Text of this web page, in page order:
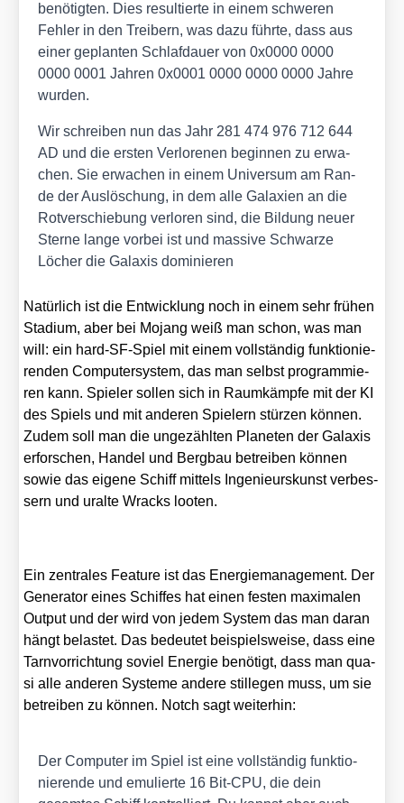
benö­tig­ten. Dies resul­tier­te in einem schwe­ren
Feh­ler in den Trei­bern, was dazu führ­te, dass aus
einer geplan­ten Schlaf­dau­er von 0x0000 0000
0000 0001 Jah­ren 0x0001 0000 0000 0000 Jah­re
wur­den.
Wir schrei­ben nun das Jahr 281 474 976 712 644
AD und die ers­ten Ver­lo­re­nen begin­nen zu erwa­
chen. Sie erwa­chen in einem Uni­ver­sum am Ran­
de der Aus­lö­schung, in dem alle Gala­xien an die
Rot­ver­schie­bung ver­lo­ren sind, die Bil­dung neu­er
Ster­ne lan­ge vor­bei ist und mas­si­ve Schwar­ze
Löcher die Gala­xis domi­nie­ren
Natür­lich ist die Ent­wick­lung noch in einem sehr frü­hen
Sta­di­um, aber bei Mojang weiß man schon, was man
will: ein hard-SF-Spiel mit einem voll­stän­dig funk­tio­nie­
ren­den Com­pu­ter­sys­tem, das man selbst pro­gram­mie­
ren kann. Spie­ler sol­len sich in Raum­kämp­fe mit der KI
des Spiels und mit ande­ren Spie­lern stür­zen kön­nen.
Zudem soll man die unge­zähl­ten Pla­ne­ten der Gala­xis
erfor­schen, Han­del und Berg­bau betrei­ben kön­nen
sowie das eige­ne Schiff mit­tels Inge­nieurs­kunst ver­bes­
sern und uralte Wracks loo­ten.
Ein zen­tra­les Fea­ture ist das Ener­gie­ma­nage­ment. Der
Gene­ra­tor eines Schif­fes hat einen fes­ten maxi­ma­len
Out­put und der wird von jedem Sys­tem das man dar­an
hängt belas­tet. Das bedeu­tet bei­spiels­wei­se, dass eine
Tarn­vor­rich­tung soviel Ener­gie benö­tigt, dass man qua­
si alle ande­ren Sys­te­me ande­re stil­le­gen muss, um sie
betrei­ben zu kön­nen. Notch sagt wei­ter­hin:
Der Com­pu­ter im Spiel ist eine voll­stän­dig funk­tio­
nie­ren­de und emu­lier­te 16 Bit-CPU, die dein